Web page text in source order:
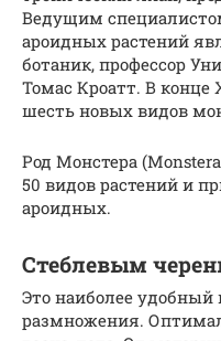
Ведущим
ароидных растений
ботаник, профессор
Томас Кроатт. В
шесть новых видов
Род Монстера
50 видов растений и
ароидных.
Стеблевым
Это наиболее удобный
размножения.